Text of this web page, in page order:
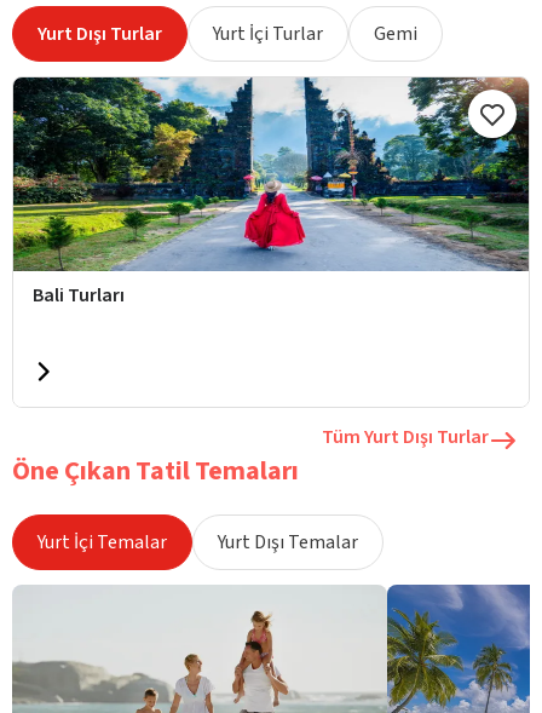
Yurt Dışı Turlar Yurt İçi Turlar Gemi
Bali Turları
Tüm Yurt Dışı Turlar
Öne Çıkan Tatil Temaları
Yurt İçi Temalar Yurt Dışı Temalar